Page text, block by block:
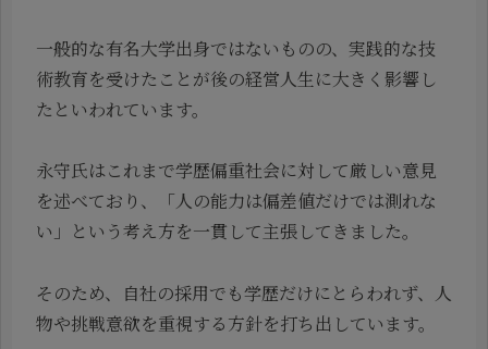
一般的な有名大学出身ではないものの、実践的な技
術教育を受けたことが後の経営人生に大きく影響し
たといわれています。
永守氏はこれまで学歴偏重社会に対して厳しい意見
を述べており、「人の能力は偏差値だけでは測れな
い」という考え方を一貫して主張してきました。
そのため、自社の採用でも学歴だけにとらわれず、人
物や挑戦意欲を重視する方針を打ち出しています。